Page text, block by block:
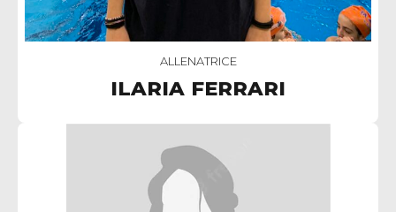
ALLENATRICE
ILARIA FERRARI